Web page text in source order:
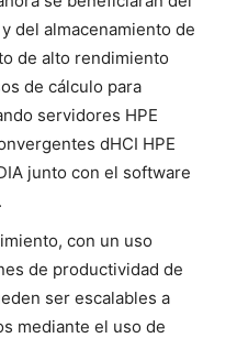
del almacenamiento de
de alto rendimiento
de cálculo para
servidores HPE
dHCI HPE
junto con el software
con un uso
de productividad de
ser escalables a
mediante el uso de